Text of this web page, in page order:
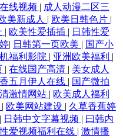
线视频 | 成人动漫二区三
美新成人 | 欧美日韩色片 |
| 欧美性爱插插 | 日韩性爱
| 日韩第一页欧美 | 国产小
福利影院 | 亚洲欧美福利 |
| 在线国产高清 | 美女成人
五月伊人在线 | 国产微拍
激情网站 | 欧美成人福利
| 欧美网站建设 | 久草香蕉婷
| 日韩中文字幕视频 | 曰韩内
性爱视频福利在线 | 激情播